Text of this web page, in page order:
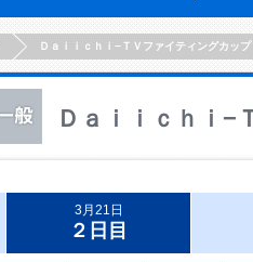
Ｄａｉｉｃｈｉ−ＴＶファイティングカップ
Ｄａｉｉｃｈｉ−
3月21日
２日目